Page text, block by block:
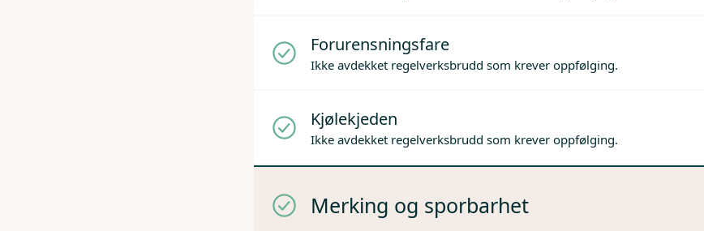
Forurensningsfare
Ikke avdekket regelverksbrudd som krever oppfølging.
Kjølekjeden
Ikke avdekket regelverksbrudd som krever oppfølging.
Merking og sporbarhet